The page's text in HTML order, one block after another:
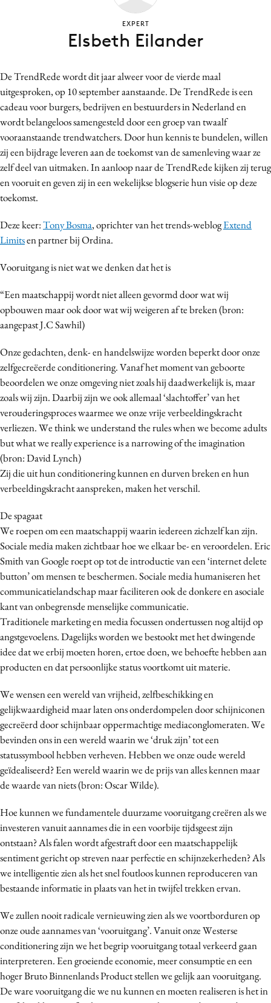
Craft
Customer Experience
Data & Insights
Design
Digital transformation
Diversiteit
Effectiviteit
Influencer marketing
Interne communicatie
Martech
Merkstrategie
PR
Purpose Marketing
Reputatie & crisis
De TrendRede wordt dit jaar alweer voor de vierde maal
uitgesproken, op 10 september aanstaande. De TrendRede is een
cadeau voor burgers, bedrijven en bestuurders in Nederland en
wordt belangeloos samengesteld door een groep van twaalf
vooraanstaande trendwatchers. Door hun kennis te bundelen, willen
zij een bijdrage leveren aan de toekomst van de samenleving waar ze
zelf deel van uitmaken. In aanloop naar de TrendRede kijken zij terug
en vooruit en geven zij in een wekelijkse blogserie hun visie op deze
toekomst.
Deze keer:Tony Bosma, oprichter van het trends-weblogExtend
Limitsen partner bij Ordina.
Vooruitgang is niet wat we denken dat het is
“Een maatschappij wordt niet alleen gevormd door wat wij
opbouwen maar ook door wat wij weigeren af te breken (bron:
aangepast J.C Sawhil)
Onze gedachten, denk- en handelswijze worden beperkt door onze
zelfgecreëerde conditionering. Vanaf het moment van geboorte
beoordelen we onze omgeving niet zoals hij daadwerkelijk is, maar
zoals wij zijn. Daarbij zijn we ook allemaal ‘slachtoffer’ van het
verouderingsproces waarmee we onze vrije verbeeldingskracht
verliezen. We think we understand the rules when we become adults
but what we really experience is a narrowing of the imagination
(bron: David Lynch)
Zij die uit hun conditionering kunnen en durven breken en hun
verbeeldingskracht aanspreken, maken het verschil.
De spagaat
We roepen om een maatschappij waarin iedereen zichzelf kan zijn.
Sociale media maken zichtbaar hoe we elkaar be- en veroordelen. Eric
Smith van Google roept op tot de introductie van een ‘internet delete
button’ om mensen te beschermen. Sociale media humaniseren het
communicatielandschap maar faciliteren ook de donkere en asociale
kant van onbegrensde menselijke communicatie.
Traditionele marketing en media focussen ondertussen nog altijd op
angstgevoelens. Dagelijks worden we bestookt met het dwingende
idee dat we erbij moeten horen, ertoe doen, we behoefte hebben aan
producten en dat persoonlijke status voortkomt uit materie.
We wensen een wereld van vrijheid, zelfbeschikking en
gelijkwaardigheid maar laten ons onderdompelen door schijniconen
gecreëerd door schijnbaar oppermachtige mediaconglomeraten. We
bevinden ons in een wereld waarin we ‘druk zijn’ tot een
statussymbool hebben verheven. Hebben we onze oude wereld
geïdealiseerd? Een wereld waarin we de prijs van alles kennen maar
de waarde van niets (bron: Oscar Wilde).
Hoe kunnen we fundamentele duurzame vooruitgang creëren als we
investeren vanuit aannames die in een voorbije tijdsgeest zijn
ontstaan? Als falen wordt afgestraft door een maatschappelijk
sentiment gericht op streven naar perfectie en schijnzekerheden? Als
we intelligentie zien als het snel foutloos kunnen reproduceren van
bestaande informatie in plaats van het in twijfel trekken ervan.
We zullen nooit radicale vernieuwing zien als we voortborduren op
onze oude aannames van ‘vooruitgang’. Vanuit onze Westerse
conditionering zijn we het begrip vooruitgang totaal verkeerd gaan
interpreteren. Een groeiende economie, meer consumptie en een
hoger Bruto Binnenlands Product stellen we gelijk aan vooruitgang.
De ware vooruitgang die we nu kunnen en moeten realiseren is het in
EXPERT
Elsbeth Eilander